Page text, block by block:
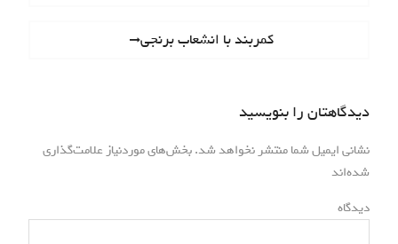
Next
کمربند با انشعاب برنجی
دیدگاهتان را بنویسید
نشانی ایمیل شما منتشر نخواهد شد.بخش‌های موردنیاز علامت‌گذاری
شده‌اند
دیدگاه*